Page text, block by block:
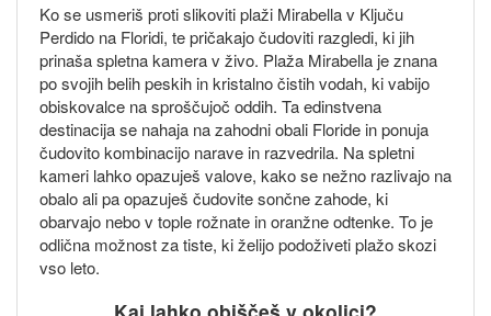
Ko se usmeriš proti slikoviti plaži Mirabella v Ključu
Perdido na Floridi, te pričakajo čudoviti razgledi, ki jih
prinaša spletna kamera v živo. Plaža Mirabella je znana
po svojih belih peskih in kristalno čistih vodah, ki vabijo
obiskovalce na sproščujoč oddih. Ta edinstvena
destinacija se nahaja na zahodni obali Floride in ponuja
čudovito kombinacijo narave in razvedrila. Na spletni
kameri lahko opazuješ valove, kako se nežno razlivajo na
obalo ali pa opazuješ čudovite sončne zahode, ki
obarvajo nebo v tople rožnate in oranžne odtenke. To je
odlična možnost za tiste, ki želijo podoživeti plažo skozi
vso leto.